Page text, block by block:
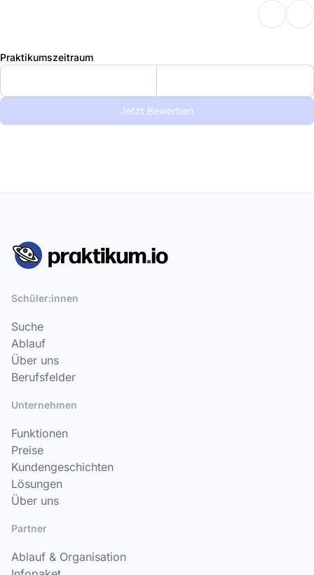
Praktikumszeitraum
Jetzt Bewerben
Schüler:innen
Suche
Ablauf
Über uns
Berufsfelder
Unternehmen
Funktionen
Preise
Kundengeschichten
Lösungen
Über uns
Partner
Ablauf & Organisation